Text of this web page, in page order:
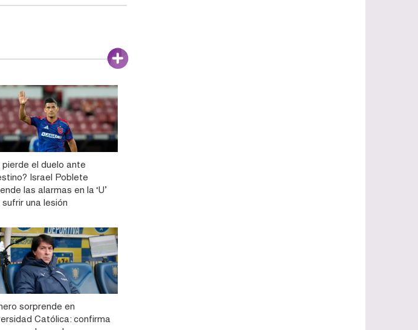
pierde el duelo ante
Israel Poblete
las alarmas en la ‘U’
una lesión
sorprende en
Católica: confirma